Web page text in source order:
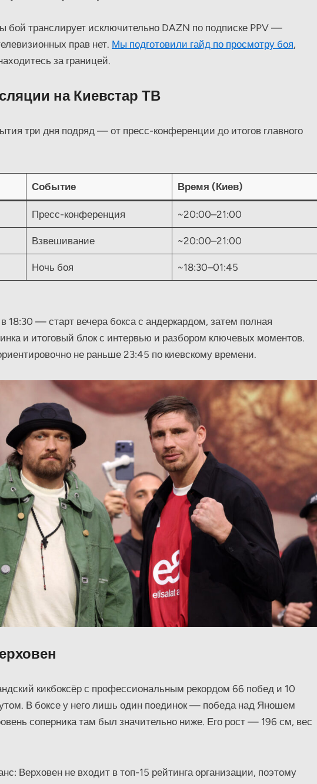
бой транслирует исключительно DAZN по подписке PPV —
прав нет. Мы подготовили гайд по просмотру боя,
за границей.
на Киевстар ТВ
три дня подряд — от пресс-конференции до итогов главного
Событие Время (Киев)
Пресс-конференция ~20:00–21:00
Взвешивание ~20:00–21:00
Ночь боя ~18:30–01:45
18:30 — старт вечера бокса с андеркардом, затем полная
и итоговый блок с интервью и разбором ключевых моментов.
не раньше 23:45 по киевскому времени.
кикбоксёр с профессиональным рекордом 66 побед и 10
В боксе у него лишь один поединок — победа над Яношем
соперника там был значительно ниже. Его рост — 196 см, вес
Верховен не входит в топ-15 рейтинга организации, поэтому